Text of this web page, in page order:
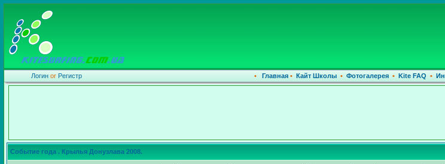
Логин or Регистр • Главная• Кайт Школы • Фотогалерея• Kite FAQ •
Событие года . Крылья Донузлава 2008.